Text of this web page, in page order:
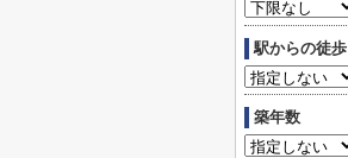
駅からの徒歩
築年数